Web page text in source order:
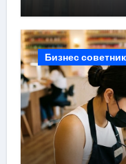
Бизнес советник